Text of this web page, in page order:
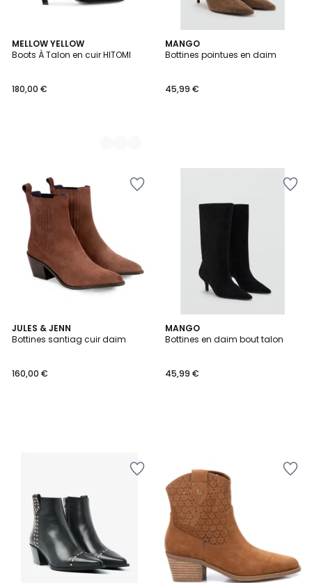
MELLOW YELLOW
Boots À Talon en cuir HITOMI
180,00 €
2
Couleurs
MANGO
Bottines pointues en daim
45,99 €
JULES & JENN
Bottines santiag cuir daim
160,00 €
MANGO
Bottines en daim bout talon
45,99 €